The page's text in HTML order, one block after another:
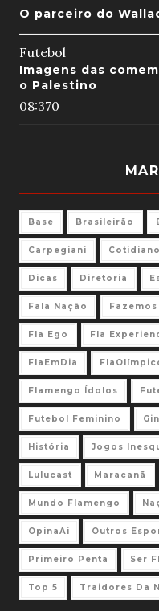
O parceiro do
Futebol
Imagens das
o Palestino
08:370
Base Brasileirão
Carpegiani Cotidiano
Dicas Diretoria
Fala Nação
Fla Ego Fla
FlaEmDia
Flamengo Ídolos
Futebol Feminino
História Jogos
Lulucast Maracanã
Mundo Flamengo
OpinaAi Outros
Primeiro Penta Ser
Top 5 Traidores Da